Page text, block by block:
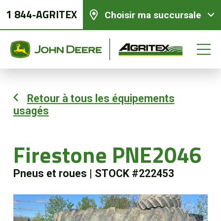
1 844-AGRITEX Choisir ma succursale
Retour à tous les équipements
usagés
Firestone PNE2046
Pneus et roues STOCK #222453
Équipements neufs
Équipements usagés
Pièces et services
Agriculture de précision